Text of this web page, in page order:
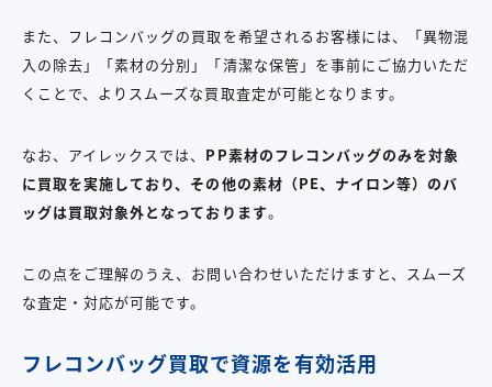
また、フレコンバッグの買取を希望されるお客様には、「異物混
入の除去」「素材の分別」「清潔な保管」を事前にご協力いただ
くことで、よりスムーズな買取査定が可能となります。
なお、アイレックスでは、 PP素材のフレコンバッグのみを対象
に買取を実施しており、その他の素材（PE、ナイロン等）のバ
ッグは買取対象外となっております。
この点をご理解のうえ、お問い合わせいただけますと、スムーズ
な査定・対応が可能です。
フレコンバッグ買取で資源を有効活用